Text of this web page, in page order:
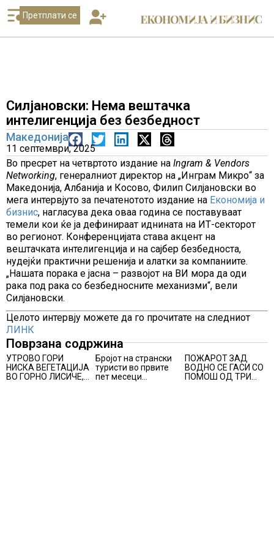
Претплати се
Силјановски: Нема вештачка
интелигенција без безбедност
Македонија
11 септември, 2025
Во пресрет на четвртото издание на Ingram & Vendors
Networking, генералниот директор на „Инграм Микро“ за
Македонија, Албанија и Косово, Филип Силјановски во
мега интервјуто за печатенотото издание на Економија и
бизнис, нагласува дека оваа година се поставуваат
темели кои ќе ја дефинираат иднината на ИТ-секторот
во регионот. Конференцијата става акцент на
вештачката интелигенција и на сајбер безбедноста,
нудејќи практични решенија и алатки за компаниите.
„Нашата порака е јасна – развојот на ВИ мора да оди
рака под рака со безбедносните механизми“, вели
Силјановски.
Целото интервју можете да го прочитате на следниот
ЛИНК
Поврзана содржина
УТРОВО ГОРИ
НИСКА ВЕГЕТАЦИЈА
ВО ГОРНО ЛИСИЧЕ,
Бројот на странски
туристи во првите
пет месеци
ПОЖАРОТ ЗАД
ВОДНО СЕ ГАСИ СО
ПОМОШ ОД ТРИ